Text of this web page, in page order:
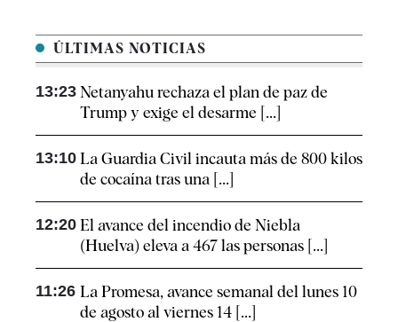
ÚLTIMAS NOTICIAS
13:23 Netanyahu rechaza el plan de paz de
Trump y exige el desarme [...]
13:10 La Guardia Civil incauta más de 800 kilos
de cocaína tras una [...]
12:20 El avance del incendio de Niebla
(Huelva) eleva a 467 las personas [...]
11:26 La Promesa, avance semanal del lunes 10
de agosto al viernes 14 [...]